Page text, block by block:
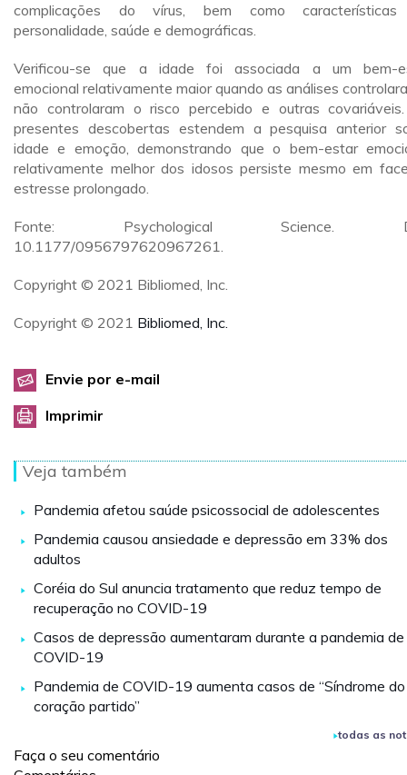
complicações do vírus, bem como
personalidade, saúde e demográficas.
Verificou-se que a idade foi associada a um bem-
emocional relativamente maior quando as análises
não controlaram o risco percebido e outras
presentes descobertas estendem a pesquisa anterior
idade e emoção, demonstrando que o bem-estar
relativamente melhor dos idosos persiste mesmo em
estresse prolongado.
Fonte: Psychological Science.
10.1177/0956797620967261.
Copyright © 2021 Bibliomed, Inc.
Copyright © 2021 Bibliomed, Inc.
Envie por e-mail
Imprimir
Veja também
Pandemia afetou saúde psicossocial de adolescentes
Pandemia causou ansiedade e depressão em 33% dos
adultos
Coréia do Sul anuncia tratamento que reduz tempo de
recuperação no COVID-19
Casos de depressão aumentaram durante a pandemia de
COVID-19
Pandemia de COVID-19 aumenta casos de “Síndrome do
coração partido”
todas as
Faça o seu comentário